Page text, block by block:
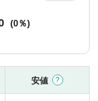
(0％)
安値